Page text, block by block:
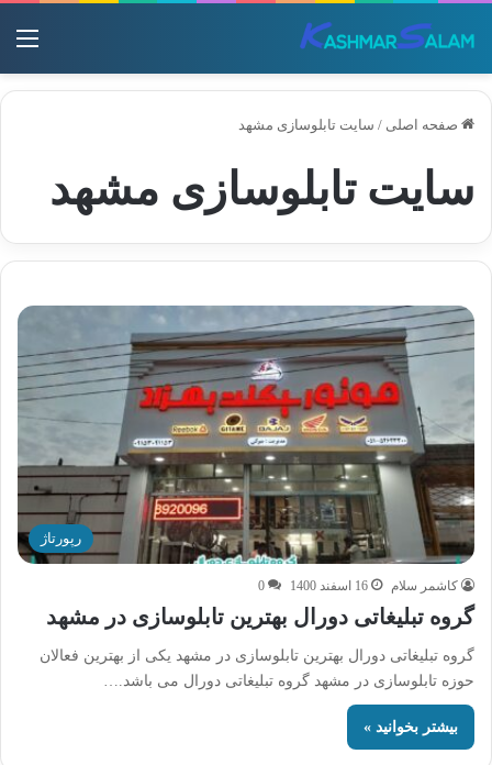
صفحه اصلی / سایت تابلوسازی مشهد
سایت تابلوسازی مشهد
رپورتاژ
کاشمر سلام 16 اسفند 1400 0
گروه تبلیغاتی دورال بهترین تابلوسازی در مشهد
گروه تبلیغاتی دورال بهترین تابلوسازی در مشهد یکی از بهترین فعالان
حوزه تابلوسازی در مشهد گروه تبلیغاتی دورال می باشد.…
بیشتر بخوانید »